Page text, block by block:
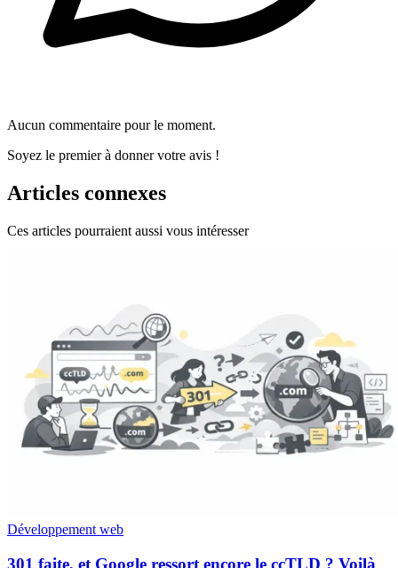
Aucun commentaire pour le moment.
Soyez le premier à donner votre avis !
Articles connexes
Ces articles pourraient aussi vous intéresser
Développement web
301 faite, et Google ressort encore le ccTLD ? Voilà